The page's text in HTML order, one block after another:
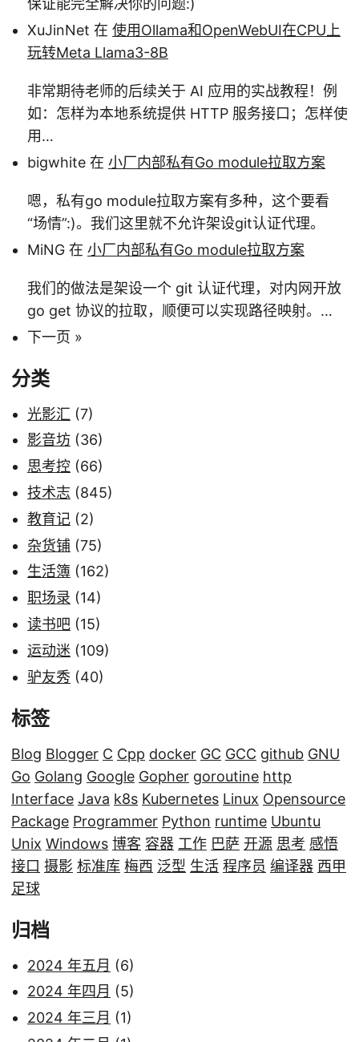
保证能完全解决你的问题:)
XuJinNet 在 使用Ollama和OpenWebUI在CPU上
玩转Meta Llama3-8B
非常期待老师的后续关于 AI 应用的实战教程！例
如：怎样为本地系统提供 HTTP 服务接口；怎样使
用…
bigwhite 在 小厂内部私有Go module拉取方案
嗯，私有go module拉取方案有多种，这个要看
“场情”:)。我们这里就不允许架设git认证代理。
MiNG 在 小厂内部私有Go module拉取方案
我们的做法是架设一个 git 认证代理，对内网开放
go get 协议的拉取，顺便可以实现路径映射。…
下一页 »
分类
光影汇 (7)
影音坊 (36)
思考控 (66)
技术志 (845)
教育记 (2)
杂货铺 (75)
生活簿 (162)
职场录 (14)
读书吧 (15)
运动迷 (109)
驴友秀 (40)
标签
Blog Blogger C Cpp docker GC GCC github GNU
Go Golang Google Gopher goroutine http
Interface Java k8s Kubernetes Linux Opensource
Package Programmer Python runtime Ubuntu
Unix Windows 博客 容器 工作 巴萨 开源 思考 感悟
接口 摄影 标准库 梅西 泛型 生活 程序员 编译器 西甲
足球
归档
2024 年五月 (6)
2024 年四月 (5)
2024 年三月 (1)